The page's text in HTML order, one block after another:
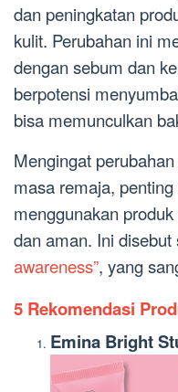
dan peningkatan
kulit. Perubahan ini
dengan sebum dan
berpotensi
bisa memunculkan
Mengingat
masa remaja,
menggunakan
dan aman. Ini disebut
awareness”, yang
5 Rekomendasi
Emina Bright